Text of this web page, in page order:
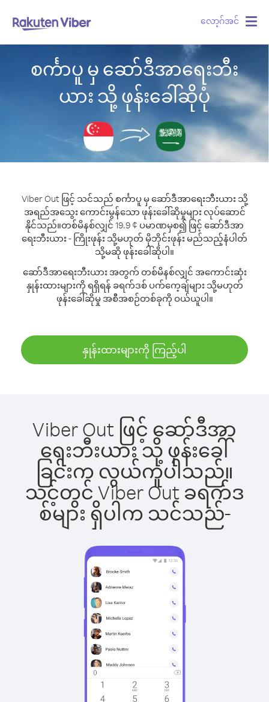
လော့ဂ်အင်
စင်္ကာပူ မှ ဆော်ဒီအာရေးဘီး
ယား သို့ ဖုန်းခေါ်ဆိုပုံ
Viber Out ဖြင့် သင်သည် စင်္ကာပူ မှ ဆော်ဒီအာရေးဘီးယား သို့
အရည်အသွေး ကောင်းမွန်သော ဖုန်းခေါ်ဆိုမှုများ လုပ်ဆောင်
နိုင်သည်။တစ်မိနစ်လျှင် 19.9 ¢ ပမာဏမှစ၍ ဖြင့် ဆော်ဒီအာ
ရေးဘီးယား - ကြိုးဖုန်း သို့မဟုတ် မိုဘိုင်းဖုန်း မည်သည့်နံပါတ်
သို့မဆို ဖုန်းခေါ်ဆိုပါ။
ဆော်ဒီအာရေးဘီးယား အတွက် တစ်မိနစ်လျှင် အကောင်းဆုံး
နှုန်းထားများကို ရရှိရန် ခရက်ဒစ် ပက်ကေ့ချ်များ သို့မဟုတ်
ဖုန်းခေါ်ဆိုမှု အစီအစဉ်တစ်ခုကို ဝယ်ယူပါ။
နှုန်းထားများကို ကြည့်ပါ
Viber Out ဖြင့် ဆော်ဒီအာ
ရေးဘီးယား သို့ ဖုန်းခေါ်
ခြင်းက လွယ်ကူပါသည်။
သင့်တွင် Viber Out ခရက်ဒ
စ်များ ရှိပါက သင်သည်-